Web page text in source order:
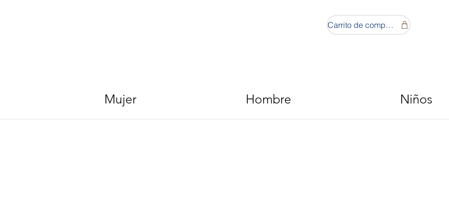
Carrito de compras
Mujer Hombre Niños